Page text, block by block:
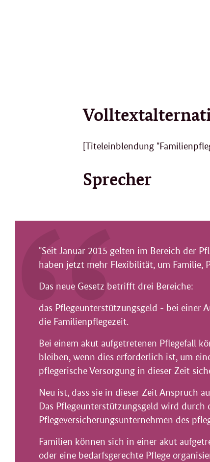
[Titeleinblendung
Sprecher
"Seit Januar 2015 gelten im Bereich der
haben jetzt mehr Flexibilität, um Familie,
Das neue Gesetz betrifft drei Bereiche:
das Pflegeunterstützungsgeld - bei einer
die Familienpflegezeit.
Bei einem akut aufgetretenen Pflegefall
bleiben, wenn dies erforderlich ist, um
pflegerische Versorgung in dieser Zeit
Neu ist, dass sie in dieser Zeit Anspruch
Das Pflegeunterstützungsgeld wird durch
Pflegeversicherungsunternehmen des
Familien können sich in einer akut
oder eine bedarfsgerechte Pflege